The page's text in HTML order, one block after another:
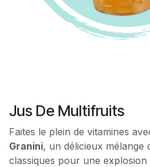
Jus De Multifruits
Faites le plein de vitamines
Granini, un délicieux mélange
classiques pour une